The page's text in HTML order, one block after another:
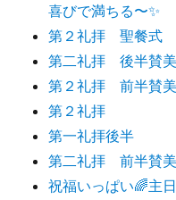
喜びで満ちる〜✨
第２礼拝 聖餐式
第二礼拝 後半賛
第２礼拝 前半賛美
第２礼拝
第一礼拝後半
第二礼拝 前半賛
祝福いっぱい🌈主